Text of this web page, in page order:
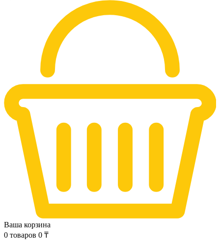
Ваша корзина
0 товаров 0 ₸